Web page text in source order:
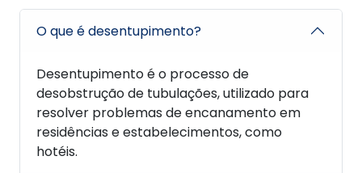
O que é desentupimento?
Desentupimento é o processo de
desobstrução de tubulações, utilizado para
resolver problemas de encanamento em
residências e estabelecimentos, como
hotéis.